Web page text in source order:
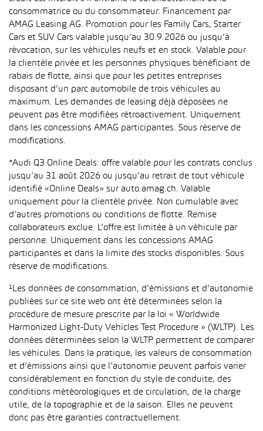
consommatrice ou du consommateur. Financement par
AMAG Leasing AG. Promotion pour les Family Cars, Starter
Cars et SUV Cars valable jusqu’au 30.9.2026 ou jusqu’à
révocation, sur les véhicules neufs et en stock. Valable pour
la clientèle privée et les personnes physiques bénéficiant de
rabais de flotte, ainsi que pour les petites entreprises
disposant d’un parc automobile de trois véhicules au
maximum. Les demandes de leasing déjà déposées ne
peuvent pas être modifiées rétroactivement. Uniquement
dans les concessions AMAG participantes. Sous réserve de
modifications.
*Audi Q3 Online Deals: offre valable pour les contrats conclus
jusqu’au 31 août 2026 ou jusqu’au retrait de tout véhicule
identifié «Online Deals» sur auto.amag.ch. Valable
uniquement pour la clientèle privée. Non cumulable avec
d’autres promotions ou conditions de flotte. Remise
collaborateurs exclue. L’offre est limitée à un véhicule par
personne. Uniquement dans les concessions AMAG
participantes et dans la limite des stocks disponibles. Sous
réserve de modifications.
¹Les données de consommation, d’émissions et d’autonomie
publiées sur ce site web ont été déterminées selon la
procédure de mesure prescrite par la loi « Worldwide
Harmonized Light-Duty Vehicles Test Procedure » (WLTP). Les
données déterminées selon la WLTP permettent de comparer
les véhicules. Dans la pratique, les valeurs de consommation
et d’émissions ainsi que l’autonomie peuvent parfois varier
considérablement en fonction du style de conduite, des
conditions météorologiques et de circulation, de la charge
utile, de la topographie et de la saison. Elles ne peuvent
donc pas être garanties contractuellement.